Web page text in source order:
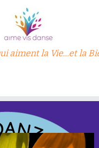
aiment la Vie…et la